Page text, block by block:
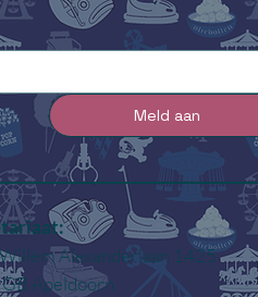
Meld aan
Alexanderlaan 1425
Apeldoorn